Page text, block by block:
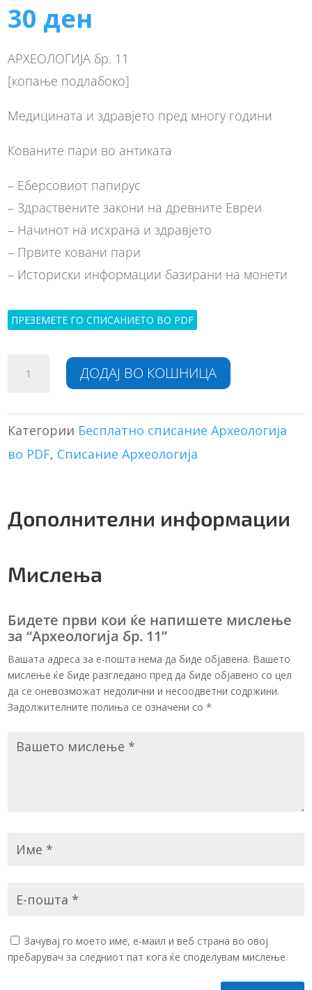
30 ден
АРХЕОЛОГИЈА бр. 11
[копање подлабоко]
Медицината и здравјето пред многу години
Кованите пари во антиката
– Еберсовиот папирус
– Здраствените закони на древните Евреи
– Начинот на исхрана и здравјето
– Првите ковани пари
– Историски информации базирани на монети
ПРЕЗЕМЕТЕ ГО СПИСАНИЕТО ВО PDF
ДОДАЈ ВО КОШНИЦА
e
r
e
Категории Бесплатно списание Археологија
во PDF, Списание Археологија
Дополнителни информации
Мислења
Бидете први кои ќе напишете мислење
за “Археологија бр. 11”
Вашата адреса за е-пошта нема да биде објавена. Вашето
мислење ќе биде разгледано пред да биде објавено со цел
да се оневозможат недолични и несоодветни содржини.
Задолжителните полиња се означени со*
Зачувај го моето име, е-маил и веб страна во овој
пребарувач за следниот пат кога ќе споделувам мислење.